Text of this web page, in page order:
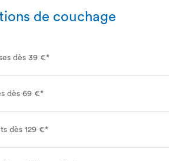
de couchage
dès 39 €*
dès 69 €*
dès 129 €*